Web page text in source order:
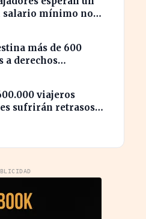
salario mínimo no
más de 600
a derechos
futura
viajeros
sufrirán retrasos